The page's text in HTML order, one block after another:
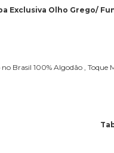
Exclusiva Olho Grego/
no Brasil 100% Algodão ,